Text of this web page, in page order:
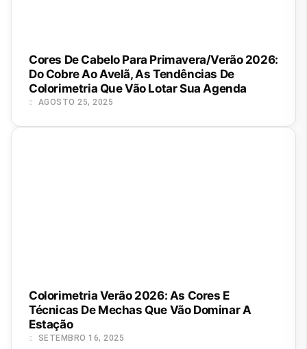
Cores De Cabelo Para Primavera/Verão 2026:
Do Cobre Ao Avelã, As Tendências De
Colorimetria Que Vão Lotar Sua Agenda
AGOSTO 25, 2025
Colorimetria Verão 2026: As Cores E
Técnicas De Mechas Que Vão Dominar A
Estação
SETEMBRO 16, 2025